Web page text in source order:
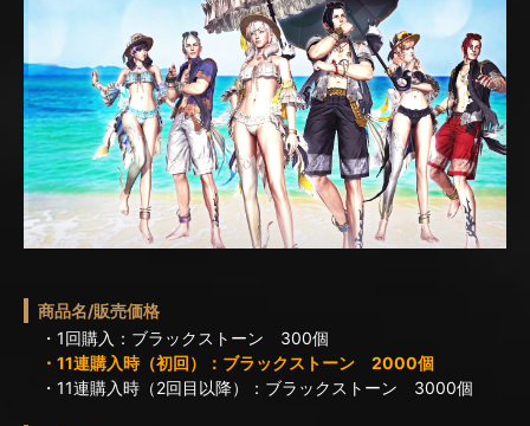
商品名/販売価格
・1回購入：ブラックストーン 300個
・11連購入時（初回）：ブラックストーン 2000個
・11連購入時（2回目以降）：ブラックストーン 3000個